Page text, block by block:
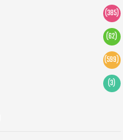
(385)
(62)
(599)
(3)